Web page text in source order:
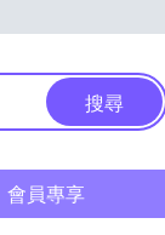
搜尋
會員專享